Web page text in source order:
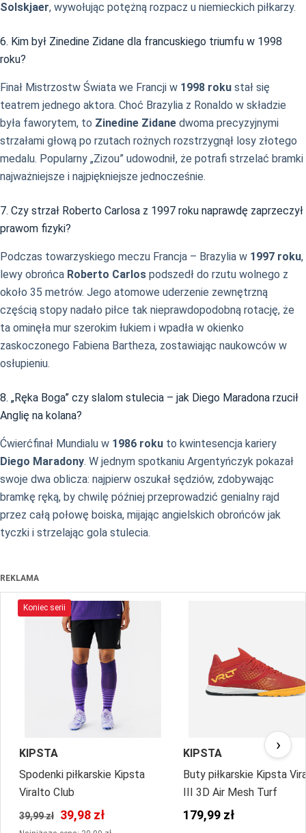
Solskjaer, wywołując potężną rozpacz u niemieckich piłkarzy.
6. Kim był Zinedine Zidane dla francuskiego triumfu w 1998
roku?
Finał Mistrzostw Świata we Francji w 1998 roku stał się
teatrem jednego aktora. Choć Brazylia z Ronaldo w składzie
była faworytem, to Zinedine Zidane dwoma precyzyjnymi
strzałami głową po rzutach rożnych rozstrzygnął losy złotego
medalu. Popularny „Zizou” udowodnił, że potrafi strzelać bramki
najważniejsze i najpiękniejsze jednocześnie.
7. Czy strzał Roberto Carlosa z 1997 roku naprawdę zaprzeczył
prawom fizyki?
Podczas towarzyskiego meczu Francja – Brazylia w 1997 roku,
lewy obrońca Roberto Carlos podszedł do rzutu wolnego z
około 35 metrów. Jego atomowe uderzenie zewnętrzną
częścią stopy nadało piłce tak nieprawdopodobną rotację, że
ta ominęła mur szerokim łukiem i wpadła w okienko
zaskoczonego Fabiena Bartheza, zostawiając naukowców w
osłupieniu.
8. „Ręka Boga” czy slalom stulecia – jak Diego Maradona rzucił
Anglię na kolana?
Ćwierćfinał Mundialu w 1986 roku to kwintesencja kariery
Diego Maradony. W jednym spotkaniu Argentyńczyk pokazał
swoje dwa oblicza: najpierw oszukał sędziów, zdobywając
bramkę ręką, by chwilę później przeprowadzić genialny rajd
przez całą połowę boiska, mijając angielskich obrońców jak
tyczki i strzelając gola stulecia.
REKLAMA
Koniec serii
KIPSTA
Spodenki piłkarskie Kipsta
Viralto Club
39,99 zł 39,98 zł
KIPSTA
Buty piłkarskie Kipsta
III 3D Air Mesh Turf
179,99 zł
›